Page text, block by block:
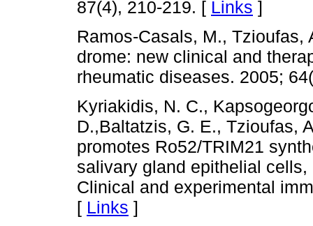
87(4), 210-219. [ Links ]
Ramos-Casals, M., Tzioufas,
drome: new clinical and
rheumatic diseases. 2005;
Kyriakidis, N. C.,
D.,Baltatzis, G. E., Tzioufas,
promotes Ro52/TRIM21
salivary gland epithelial
Clinical and experimental
[ Links ]